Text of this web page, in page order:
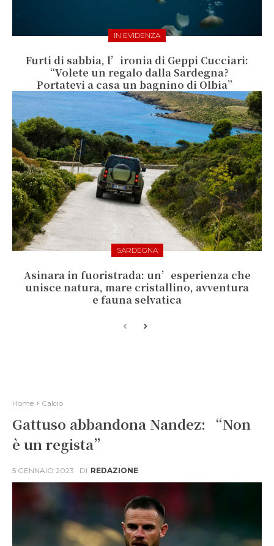
IN EVIDENZA
Furti di sabbia, l’ironia di Geppi Cucciari:
“Volete un regalo dalla Sardegna?
Portatevi a casa un bagnino di Olbia”
SARDEGNA
Asinara in fuoristrada: un’esperienza che
unisce natura, mare cristallino, avventura
e fauna selvatica